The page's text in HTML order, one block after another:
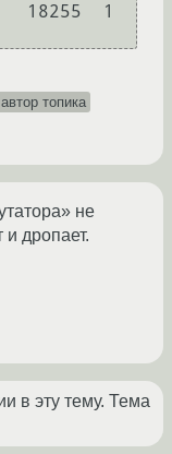
1
автор топика
не
и дропает.
в эту тему. Тема